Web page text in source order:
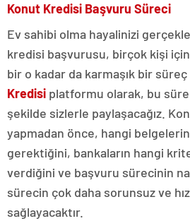
Konut Kredisi Başvuru Süreci
Ev sahibi olma hayalinizi
kredisi başvurusu, birçok kişi
bir o kadar da karmaşık bir süreç
Kredisi platformu olarak, bu
şekilde sizlerle paylaşacağız.
yapmadan önce, hangi belgelerin
gerektiğini, bankaların hangi
verdiğini ve başvuru sürecinin
sürecin çok daha sorunsuz ve
sağlayacaktır.